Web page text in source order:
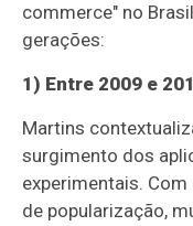
commerce" no
gerações:
1) Entre 2009 e
Martins
surgimento dos
experimentais.
de popularização,